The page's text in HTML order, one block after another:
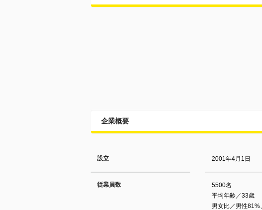
企業概要
設立 2001年4月1日
従業員数
5500名
平均年齢／33歳
男女比／男性81%